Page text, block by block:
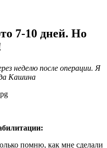
7-10 дней. Но
неделю после операции. Я
Кашина
помню, как мне сделали